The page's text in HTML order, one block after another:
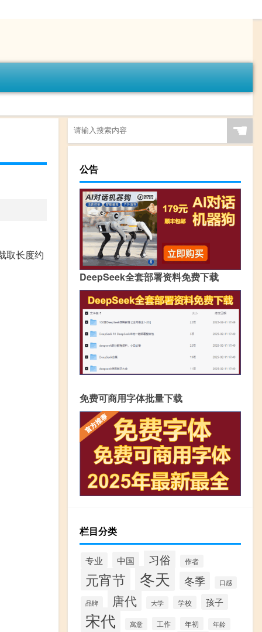
取长度约
☚
公告
DeepSeek全套部署资料免费下载
免费可商用字体批量下载
栏目分类
专业 中国 习俗 作者
元宵节 冬天 冬季 口感
品牌 唐代 大学 学校 孩子
宋代 寓意 工作 年初 年龄